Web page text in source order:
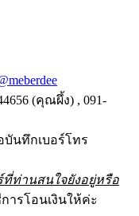
(คุณผึ้ง) , 091-
บันทึกเบอร์โทร
ที่ท่านสนใจยังอยู่หรือ
ารโอนเงินให้ค่ะ